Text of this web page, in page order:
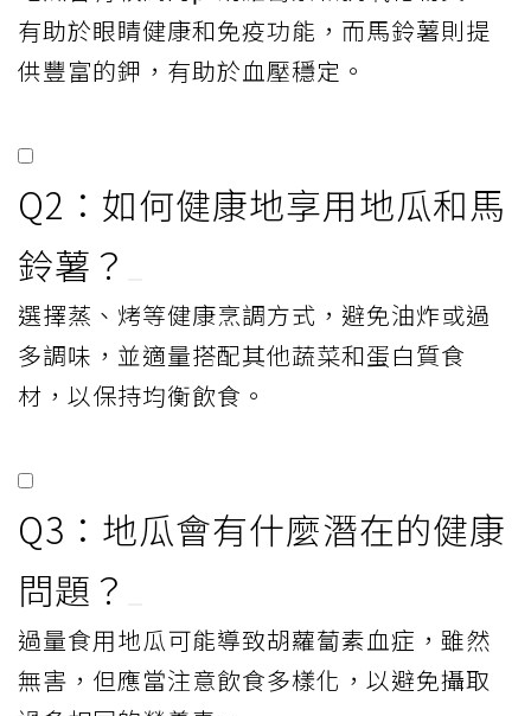
有助於眼睛健康和免疫功能，而馬鈴薯則提
供豐富的鉀，有助於血壓穩定。
Q2：如何健康地享用地瓜和馬
鈴薯？
選擇蒸、烤等健康烹調方式，避免油炸或過
多調味，並適量搭配其他蔬菜和蛋白質食
材，以保持均衡飲食。
Q3：地瓜會有什麼潛在的健康
問題？
過量食用地瓜可能導致胡蘿蔔素血症，雖然
無害，但應當注意飲食多樣化，以避免攝取